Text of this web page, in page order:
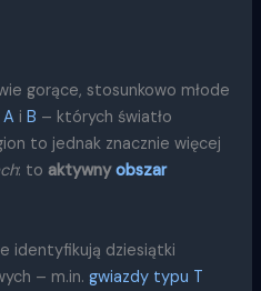
gorące, stosunkowo młode
iB – których światło
to jednak znacznie więcej
: toaktywnyobszar
identyfikują dziesiątki
– m.in.gwiazdy typu T